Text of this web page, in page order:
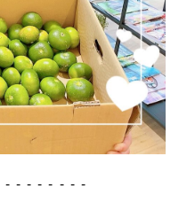
- - - - - - -